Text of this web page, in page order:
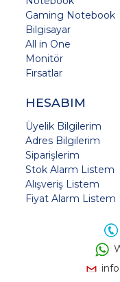
Gaming Notebook
Bilgisayar
All in One
Monitör
Fırsatlar
HESABIM
Üyelik Bilgilerim
Adres Bilgilerim
Siparişlerim
Stok Alarm Listem
Alışveriş Listem
Fiyat Alarm Listem